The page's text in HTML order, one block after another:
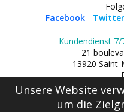
Facebook - Twitter
Kundendienst 7/
21
13920
Unsere Website
um die